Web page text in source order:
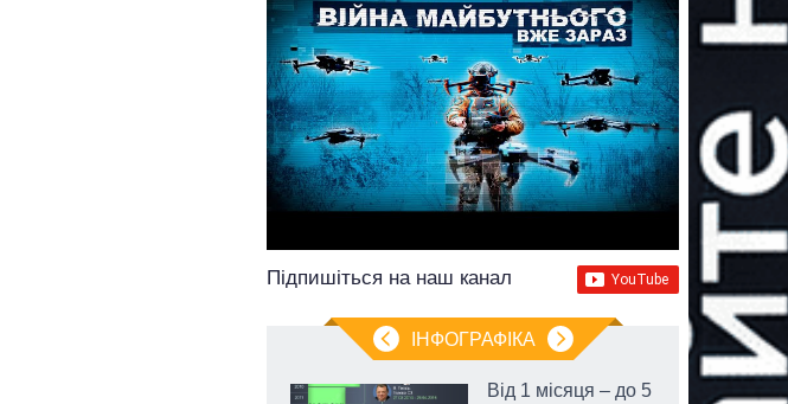
Підпишіться на наш канал
ІНФОГРАФІКА
Від 1 місяця – до 5